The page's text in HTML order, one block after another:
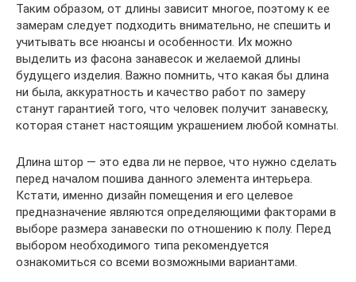
Таким образом, от длины зависит многое, поэтому к ее
замерам следует подходить внимательно, не спешить и
учитывать все нюансы и особенности. Их можно
выделить из фасона занавесок и желаемой длины
будущего изделия. Важно помнить, что какая бы длина
ни была, аккуратность и качество работ по замеру
станут гарантией того, что человек получит занавеску,
которая станет настоящим украшением любой комнаты.
Длина штор — это едва ли не первое, что нужно сделать
перед началом пошива данного элемента интерьера.
Кстати, именно дизайн помещения и его целевое
предназначение являются определяющими факторами в
выборе размера занавески по отношению к полу. Перед
выбором необходимого типа рекомендуется
ознакомиться со всеми возможными вариантами.